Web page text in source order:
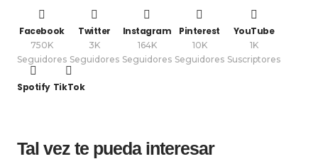
Facebook
750K
Seguidores
Twitter
3K
Seguidores
Instagram
164K
Seguidores
Pinterest
10K
Seguidores
YouTube
1K
Suscriptores
Spotify TikTok
Tal vez te pueda interesar